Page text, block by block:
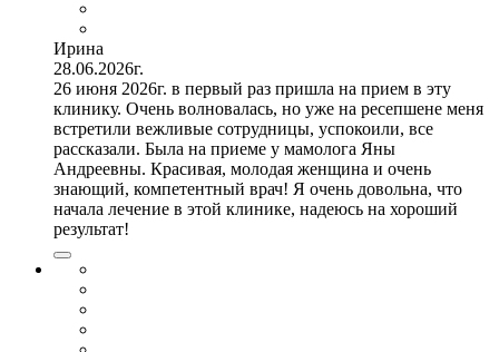
Ирина
28.06.2026г.
26 июня 2026г. в первый раз пришла на прием в эту
клинику. Очень волновалась, но уже на ресепшене меня
встретили вежливые сотрудницы, успокоили, все
рассказали. Была на приеме у мамолога Яны
Андреевны. Красивая, молодая женщина и очень
знающий, компетентный врач! Я очень довольна, что
начала лечение в этой клинике, надеюсь на хороший
результат!